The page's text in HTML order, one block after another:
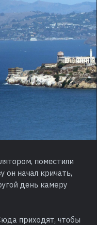
поместили
он начал кричать,
день камеру
приходят, чтобы